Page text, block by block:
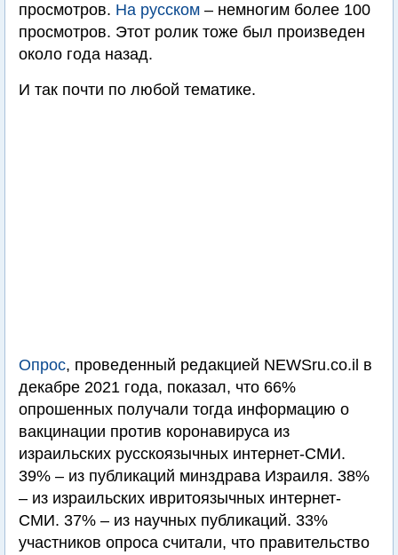
просмотров. На русском – немногим более 100
просмотров. Этот ролик тоже был произведен
около года назад.
И так почти по любой тематике.
Опрос, проведенный редакцией NEWSru.co.il в
декабре 2021 года, показал, что 66%
опрошенных получали тогда информацию о
вакцинации против коронавируса из
израильских русскоязычных интернет-СМИ.
39% – из публикаций минздрава Израиля. 38%
– из израильских ивритоязычных интернет-
СМИ. 37% – из научных публикаций. 33%
участников опроса считали, что правительство